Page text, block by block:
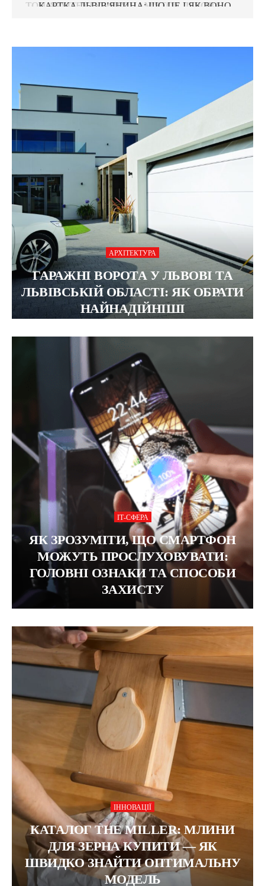
КАРТКА ЛЬВІВ'ЯНИНА: ЩО ЦЕ І ЯК ВОНО
ІСТОРІЯ АВІАКАТАСТРОФ У ЛЬВОВІ
АРХІТЕКТУРА
ГАРАЖНІ ВОРОТА У ЛЬВОВІ ТА
ЛЬВІВСЬКІЙ ОБЛАСТІ: ЯК ОБРАТИ
НАЙНАДІЙНІШІ
ІТ-СФЕРА
ЯК ЗРОЗУМІТИ, ЩО СМАРТФОН
МОЖУТЬ ПРОСЛУХОВУВАТИ:
ГОЛОВНІ ОЗНАКИ ТА СПОСОБИ
ЗАХИСТУ
ІННОВАЦІЇ
КАТАЛОГ THE MILLER: МЛИНИ
ДЛЯ ЗЕРНА КУПИТИ — ЯК
ШВИДКО ЗНАЙТИ ОПТИМАЛЬНУ
МОДЕЛЬ